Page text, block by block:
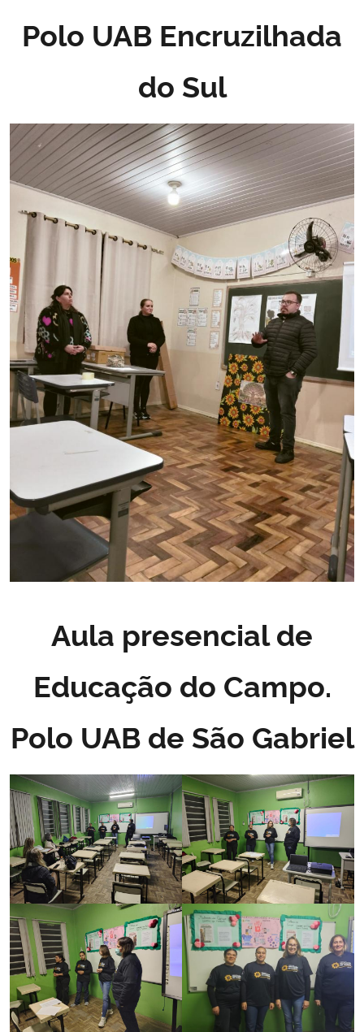
Polo UAB Encruzilhada
do Sul
Aula presencial de
Educação do Campo.
Polo UAB de São Gabriel